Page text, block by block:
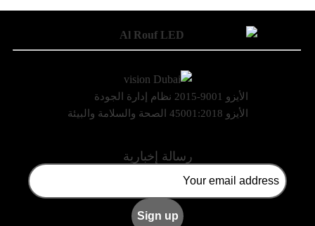
الأيزو 9001-2015 نظام إدارة الجودة
الأيزو 45001:2018 الصحة والسلامة والبيئة
رسالة إخبارية